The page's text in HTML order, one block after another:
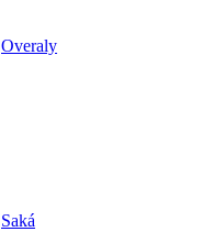
Overaly
Saká